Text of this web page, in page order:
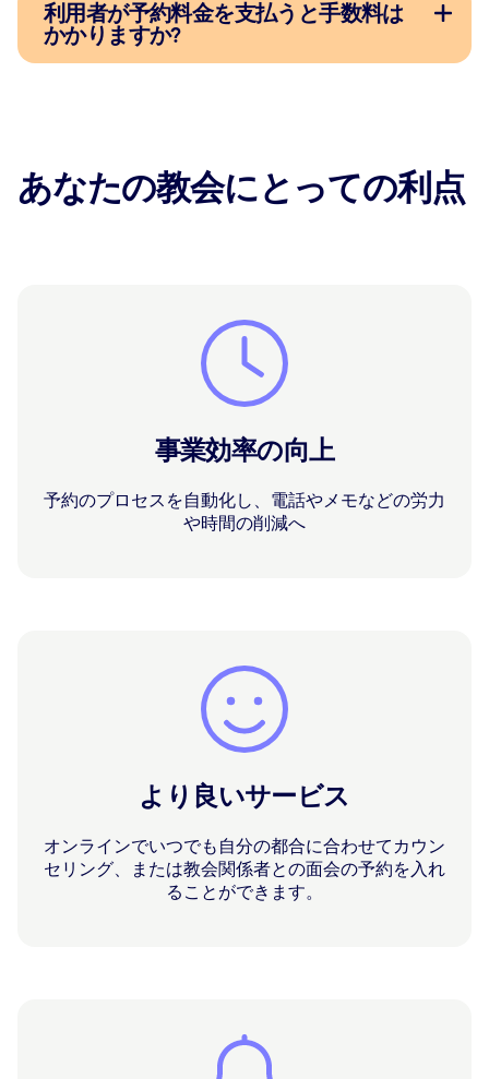
利用者が予約料金を支払うと手数料は
かかりますか?
あなたの教会にとっての利点
事業効率の向上
予約のプロセスを自動化し、電話やメモなどの労力
や時間の削減へ
より良いサービス
オンラインでいつでも自分の都合に合わせてカウン
セリング、または教会関係者との面会の予約を入れ
ることができます。